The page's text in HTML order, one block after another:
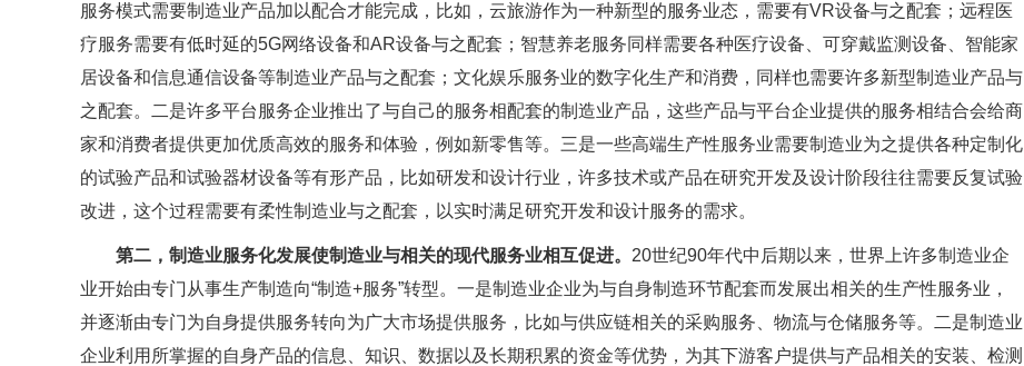
服务模式需要制造业产品加以配合才能完成，比如，云旅游作为一种新型的服务业态，需要有VR设备与之配套；远程医
疗服务需要有低时延的5G网络设备和AR设备与之配套；智慧养老服务同样需要各种医疗设备、可穿戴监测设备、智能家
居设备和信息通信设备等制造业产品与之配套；文化娱乐服务业的数字化生产和消费，同样也需要许多新型制造业产品与
之配套。二是许多平台服务企业推出了与自己的服务相配套的制造业产品，这些产品与平台企业提供的服务相结合会给商
家和消费者提供更加优质高效的服务和体验，例如新零售等。三是一些高端生产性服务业需要制造业为之提供各种定制化
的试验产品和试验器材设备等有形产品，比如研发和设计行业，许多技术或产品在研究开发及设计阶段往往需要反复试验
改进，这个过程需要有柔性制造业与之配套，以实时满足研究开发和设计服务的需求。
第二，制造业服务化发展使制造业与相关的现代服务业相互促进。 20世纪90年代中后期以来，世界上许多制造业企
业开始由专门从事生产制造向“制造+服务”转型。一是制造业企业为与自身制造环节配套而发展出相关的生产性服务业，
并逐渐由专门为自身提供服务转向为广大市场提供服务，比如与供应链相关的采购服务、物流与仓储服务等。二是制造业
企业利用所掌握的自身产品的信息、知识、数据以及长期积累的资金等优势，为其下游客户提供与产品相关的安装、检测